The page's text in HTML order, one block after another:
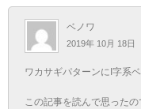
ベノワ
2019年 10月 18日
ワカサギパターンにI字系
この記事を読んで思った